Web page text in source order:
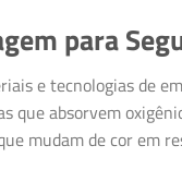
para
e tecnologias de
que absorvem
mudam de cor em